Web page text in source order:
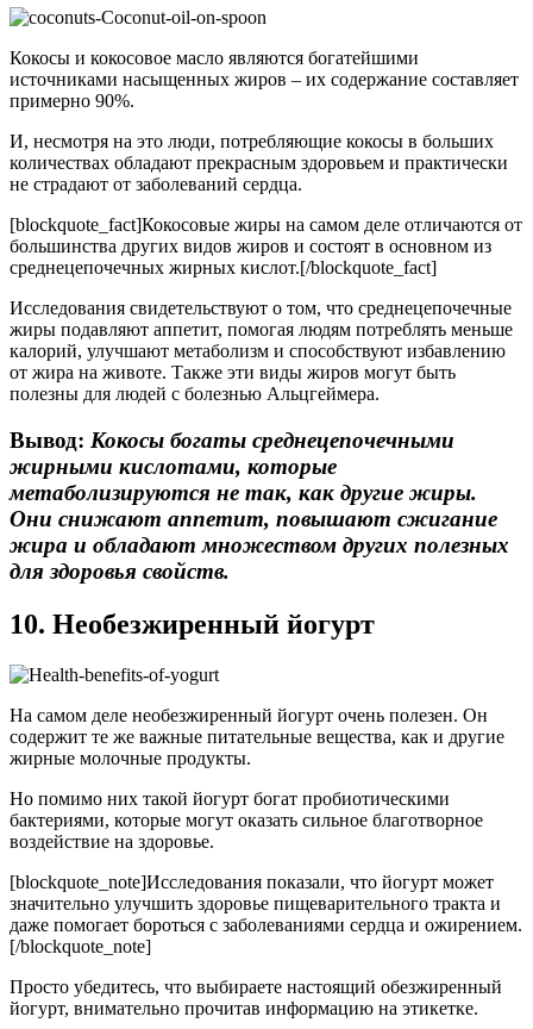
Кокосы и кокосовое масло являются богатейшими
источниками насыщенных жиров – их содержание составляет
примерно 90%.
И, несмотря на это люди, потребляющие кокосы в больших
количествах обладают прекрасным здоровьем и практически
не страдают от заболеваний сердца.
[blockquote_fact]Кокосовые жиры на самом деле отличаются от
большинства других видов жиров и состоят в основном из
среднецепочечных жирных кислот.[/blockquote_fact]
Исследования свидетельствуют о том, что среднецепочечные
жиры подавляют аппетит, помогая людям потреблять меньше
калорий, улучшают метаболизм и способствуют избавлению
от жира на животе. Также эти виды жиров могут быть
полезны для людей с болезнью Альцгеймера.
Вывод: Кокосы богаты среднецепочечными
жирными кислотами, которые
метаболизируются не так, как другие жиры.
Они снижают аппетит, повышают сжигание
жира и обладают множеством других полезных
для здоровья свойств.
10. Необезжиренный йогурт
На самом деле необезжиренный йогурт очень полезен. Он
содержит те же важные питательные вещества, как и другие
жирные молочные продукты.
Но помимо них такой йогурт богат пробиотическими
бактериями, которые могут оказать сильное благотворное
воздействие на здоровье.
[blockquote_note]Исследования показали, что йогурт может
значительно улучшить здоровье пищеварительного тракта и
даже помогает бороться с заболеваниями сердца и ожирением.
[/blockquote_note]
Просто убедитесь, что выбираете настоящий обезжиренный
йогурт, внимательно прочитав информацию на этикетке.